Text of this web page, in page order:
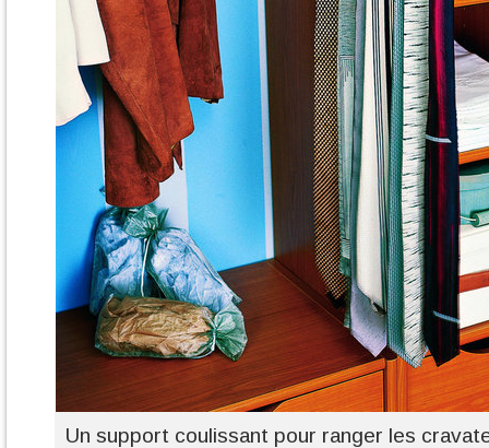
Un support coulissant pour ranger les